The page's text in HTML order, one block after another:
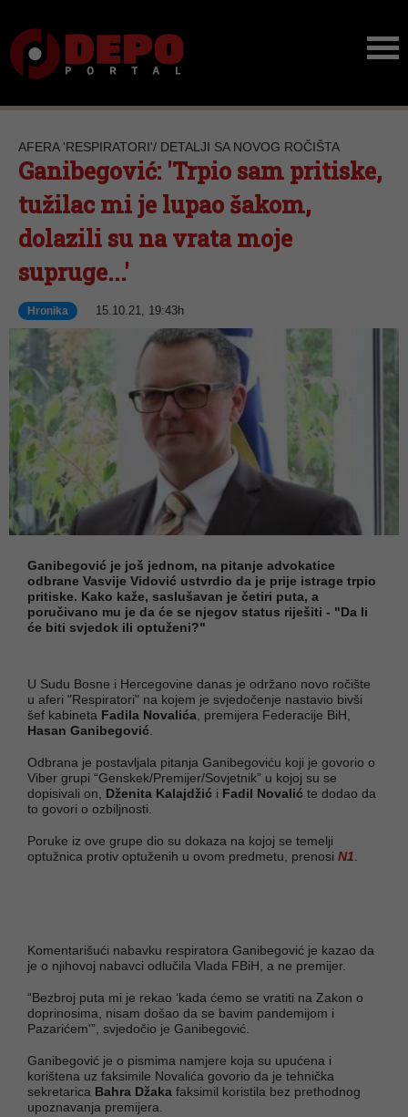
AFERA 'RESPIRATORI'/ DETALJI SA NOVOG ROČIŠTA
Ganibegović: 'Trpio sam pritiske,
tužilac mi je lupao šakom,
dolazili su na vrata moje
supruge...'
Hronika 15.10.21, 19:43h
Ganibegović je još jednom, na pitanje advokatice
odbrane Vasvije Vidović ustvrdio da je prije istrage trpio
pritiske. Kako kaže, saslušavan je četiri puta, a
poručivano mu je da će se njegov status riješiti - "Da li
će biti svjedok ili optuženi?"
U Sudu Bosne i Hercegovine danas je održano novo ročište
u aferi "Respiratori" na kojem je svjedočenje nastavio bivši
šef kabineta Fadila Novalića , premijera Federacije BiH,
Hasan Ganibegović
Odbrana je postavljala pitanja Ganibegoviću koji je govorio o
Viber grupi “Genskek/Premijer/Sovjetnik” u kojoj su se
dopisivali on, Dženita Kalajdžić i Fadil Novalić te dodao da
to govori o ozbiljnosti.
Poruke iz ove grupe dio su dokaza na kojoj se temelji
optužnica protiv optuženih u ovom predmetu, prenosi N1
Komentarišući nabavku respiratora Ganibegović je kazao da
je o njihovoj nabavci odlučila Vlada FBiH, a ne premijer.
“Bezbroj puta mi je rekao ‘kada ćemo se vratiti na Zakon o
doprinosima, nisam došao da se bavim pandemijom i
Pazarićem'”, svjedočio je Ganibegović.
Ganibegović je o pismima namjere koja su upućena i
korištena uz faksimile Novalića govorio da je tehnička
sekretarica Bahra Džaka faksimil koristila bez prethodnog
upoznavanja premijera.